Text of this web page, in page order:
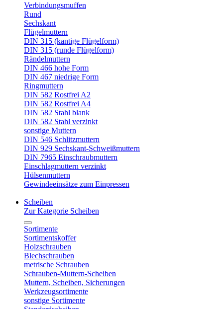
Verbindungsmuffen
Rund
Sechskant
Flügelmuttern
DIN 315 (kantige Flügelform)
DIN 315 (runde Flügelform)
Rändelmuttern
DIN 466 hohe Form
DIN 467 niedrige Form
Ringmuttern
DIN 582 Rostfrei A2
DIN 582 Rostfrei A4
DIN 582 Stahl blank
DIN 582 Stahl verzinkt
sonstige Muttern
DIN 546 Schlitzmuttern
DIN 929 Sechskant-Schweißmuttern
DIN 7965 Einschraubmuttern
Einschlagmuttern verzinkt
Hülsenmuttern
Gewindeeinsätze zum Einpressen
Scheiben
Zur Kategorie Scheiben
Sortimente
Sortimentskoffer
Holzschrauben
Blechschrauben
metrische Schrauben
Schrauben-Muttern-Scheiben
Muttern, Scheiben, Sicherungen
Werkzeugsortimente
sonstige Sortimente